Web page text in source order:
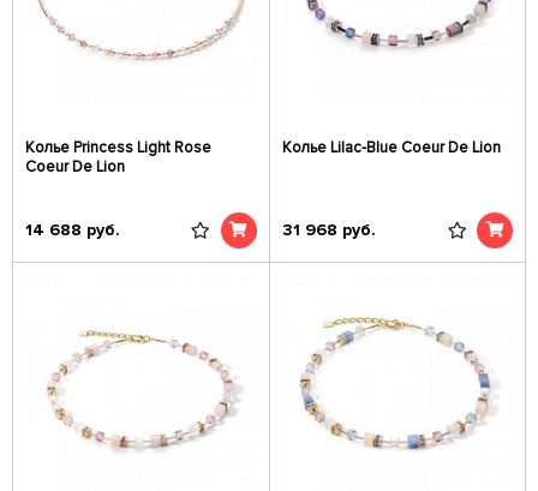
Колье Princess Light Rose
Coeur De Lion
14 688 руб.
Колье Lilac-Blue Coeur De Lion
31 968 руб.